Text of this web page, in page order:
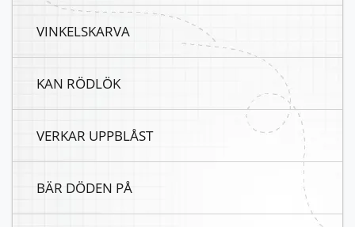
VINKELSKARVA
KAN RÖDLÖK
VERKAR UPPBLÅST
BÄR DÖDEN PÅ